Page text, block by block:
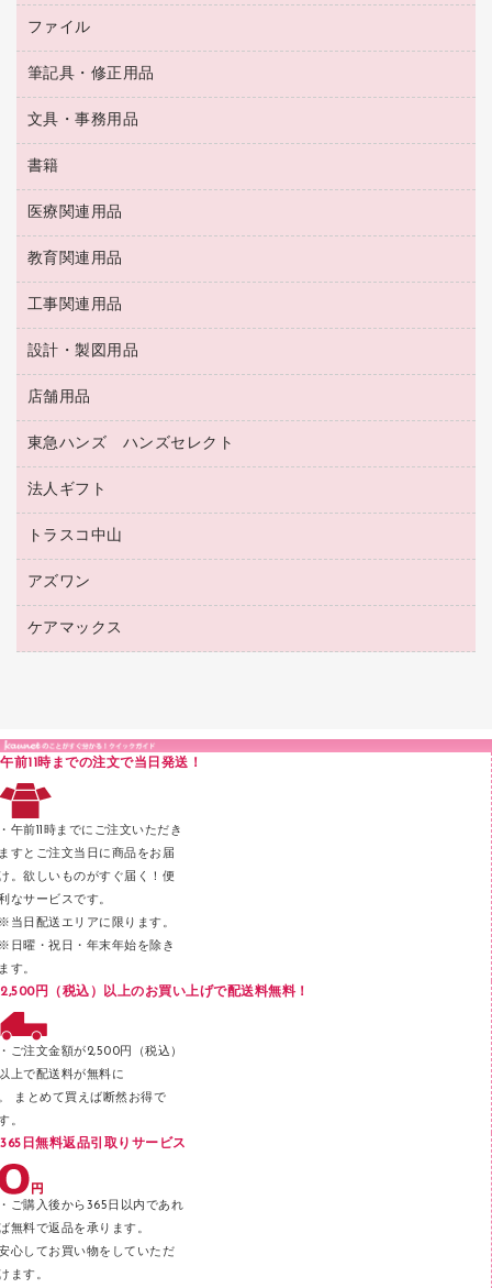
トイレ用洗剤
ティッシュペーパー
ダストボックス
タオル・アメニティ用品
スリッパ・サンダル・シューズ
スポーツ・レジャー用品
ゴミ袋
キッチン用品
食品添加物製品
ＯＨＰ用品
アルバム
その他電化製品
キッチン・調理家電
ＯＡタップ／延長コード
ラベルテープ
その他電子文具
封筒
伝票
典礼用品
帳簿
額縁
各種用紙
ルーズリーフ
バインダーノート
ファイル
名刺整理用品
板目表紙・綴込表紙
背幅が伸びるファイル
統一伝票用ファイル
収納保存用品
レターファイル
リングファイル
プレゼン用ファイル
フラットファイル
ファイルボックス
パイプ式ファイル
その他ファイル
クリヤーホルダー
クリヤーブック（差替式）
クリヤーブック（固定式）
Ｚ式ファイル
２穴リフィル・２穴インデックス
筆記具・修正用品
万年筆
消しゴム
修正液・修正ペン
修正テープ
鉛筆
マーキングペン（油性）
マーキングペン（水性）
ホワイトボード用マーカー
ボールペン（油性）
ボールペン（ゲルインク）
シャープペンシル用替芯
文具・事務用品
輪ゴム
両面テープ
名札
保管・整理用品
壁面／足元収納
備品／小物ケース
透明テープ 事務用
電話台
接着用品
針なしステープラー
紙めくり
裁断機
印章用品
ラベル類
メンディングテープ
メッシュケース／ペンケース
フロアケース
ブックエンド／ブックスタンド
パンチ
デスクトレー
テープカッター
その他文具
書籍
パソコンソフト
医療関連用品
保健用品
使い捨て手袋
感染症対策用品
介護用品
医療関連用品
教育関連用品
教育関連用品
工事関連用品
工事関連用品
設計・製図用品
設計・製図用品
店舗用品
店舗運営用品
陳列什器
紙手提げ袋
レジ・ポリ袋
ディスプレイ用品
カウンター／お会計用品
東急ハンズ ハンズセレクト
東急ハンズ
法人ギフト
高島屋
高島屋（食品・飲料）
カウネットギフト（食品・飲料）
トラスコ中山
建築・作業用品
アズワン
医療・介護用品（食品・飲料・食添製品）
ケアマックス
午前11時までの注文で当日発送！
午前11時までにご注文いただき
すとご注文当日に商品をお届
。欲しいものがすぐ届く！便
なサービスです。
当日配送エリアに限ります。
日曜・祝日・年末年始を除き
す。
2,500円（税込）以上のお買い上げで配送料無料！
ご注文金額が2,500円（税込）
上で配送料が無料に
まとめて買えば断然お得で
。
365日無料返品引取りサービス
ご購入後から365日以内であれ
無料で返品を承ります。
心してお買い物をしていただ
ます。